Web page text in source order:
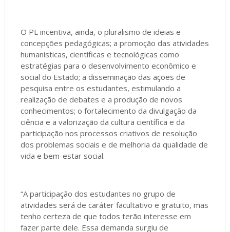
O PL incentiva, ainda, o pluralismo de ideias e
concepções pedagógicas; a promoção das atividades
humanísticas, científicas e tecnológicas como
estratégias para o desenvolvimento econômico e
social do Estado; a disseminação das ações de
pesquisa entre os estudantes, estimulando a
realização de debates e a produção de novos
conhecimentos; o fortalecimento da divulgação da
ciência e a valorização da cultura científica e da
participação nos processos criativos de resolução
dos problemas sociais e de melhoria da qualidade de
vida e bem-estar social.
“A participação dos estudantes no grupo de
atividades será de caráter facultativo e gratuito, mas
tenho certeza de que todos terão interesse em
fazer parte dele. Essa demanda surgiu de